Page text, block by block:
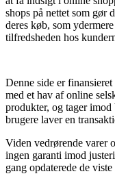
shops på nettet som gør
deres køb, som
tilfredsheden hos
Denne side er
med et hav af online
produkter, og tager
brugere laver en
Viden vedrørende varer
ingen garanti imod
gang opdaterede de